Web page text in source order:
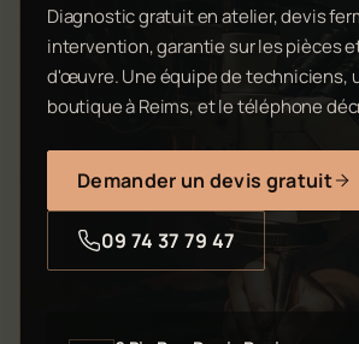
Diagnostic gratuit en atelier, devis
intervention, garantie sur les pièces
d'œuvre. Une équipe de techniciens,
boutique à Reims, et le téléphone
Demander un devis gratuit
09 74 37 79 47